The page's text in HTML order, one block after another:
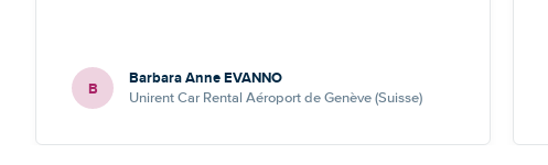
B Barbara Anne EVANNO
Unirent Car Rental Aéroport de Genève (Suisse)